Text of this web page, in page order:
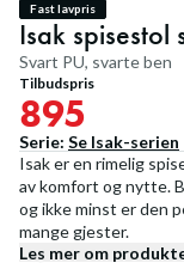
Fast lavpris
Isak spisestol
Svart PU, svarte ben
Tilbudspris
895
Serie: Se Isak-serien
Isak er en rimelig
av komfort og nytte.
og ikke minst er den
mange gjester.
Les mer om